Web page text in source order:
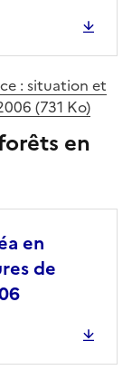
: situation et
(731 Ko)
en
en
de